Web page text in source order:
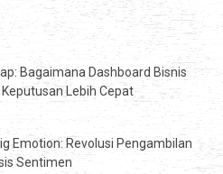
Bagaimana Dashboard Bisnis
Lebih Cepat
Emotion: Revolusi Pengambilan
Sentimen